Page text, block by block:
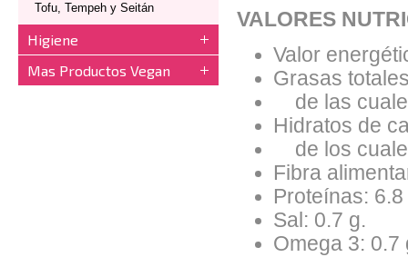
Tofu, Tempeh y Seitán
Higiene
Mas Productos Vegan
VALORES
Valor
Grasas
de las
Hidratos de
de los
Fibra
Proteínas: 6.8
Sal: 0.7 g.
Omega 3: 0.7